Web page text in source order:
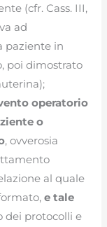
(cfr. Cass. III,
ad
paziente in
poi dimostrato
operatorio
o
, ovverosia
al quale
e tale
dei protocolli e